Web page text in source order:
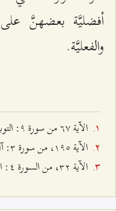
أفضليَّة بعضهنَّ على
والفعليَّة.
الآية ٦۷ من سورة ٩: التوبة.
الآية ۱٩٥، من سورة ٣: آل عمران.
الآية ٣٢، من السورة ٤: النساءِ.